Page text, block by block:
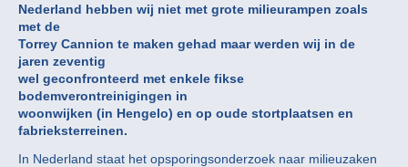
Nederland hebben wij niet met grote milieurampen zoals
met de
Torrey Cannion te maken gehad maar werden wij in de
jaren zeventig
wel geconfronteerd met enkele fikse
bodemverontreinigingen in
woonwijken (in Hengelo) en op oude stortplaatsen en
fabrieksterreinen.
In Nederland staat het opsporingsonderzoek naar milieuzaken